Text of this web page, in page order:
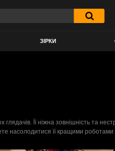
ЗІРКИ
Її ніжна зовнішність та
насолодитися її кращими